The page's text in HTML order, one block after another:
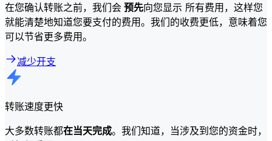
在您确认转账之前，我们会 预先向您显示 所有费用，这样您
就能清楚地知道您要支付的费用。我们的收费更低，意味着您
可以节省更多费用。
减少开支
转账速度更快
大多数转账都在当天完成。我们知道，当涉及到您的资金时，